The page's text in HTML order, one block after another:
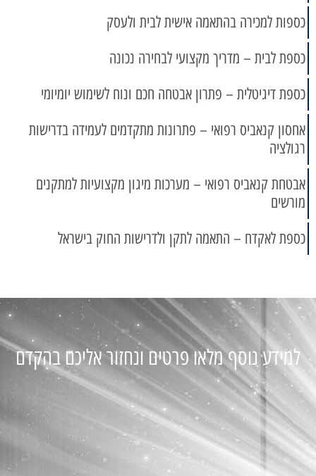
כספות למכירה בהתאמה אישית לבית ולעסק
כספת לבית – מדריך מקצועי לבחירה נכונה
כספת דיגיטלית – פתרון אבטחה חכם ונוח לשימוש יומיומי
אחסון קנאביס רפואי – פתרונות מתקדמים לעמידה בדרישות
רגולציה
אבטחת קנאביס רפואי – מערכות מיגון מקצועיות למתקנים
מורשים
כספת לאקדח – התאמה לתקן ולדרישות החוק בישראל
למידע נוסף מלאו פרטים ונחזור אליכם בהקדם